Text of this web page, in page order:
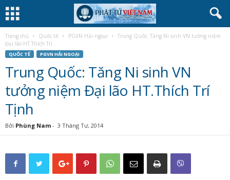
Trang chủ Quốc tế PGVN Hải ngoại
Trung Quốc: Tăng Ni sinh VN tưởng niệm
Đại lão HT.Thích Trí...
QUỐC TẾ PGVN HẢI NGOẠI
Trung Quốc: Tăng Ni sinh VN
tưởng niệm Đại lão HT.Thích Trí
Tịnh
Bởi Phùng Nam - 3 Tháng Tư, 2014